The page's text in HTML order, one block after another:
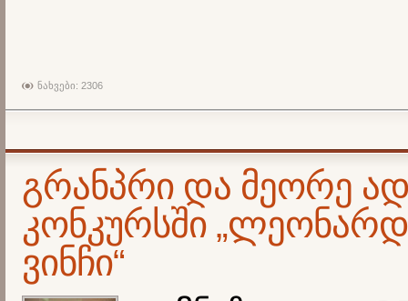
ნახვები: 2306
გრანპრი და მეორე
კონკურსში
ვინჩი“